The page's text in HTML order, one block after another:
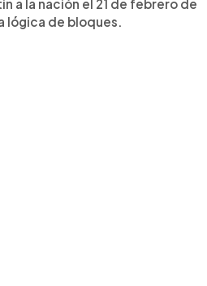
a la nación el 21 de febrero de
lógica de bloques.